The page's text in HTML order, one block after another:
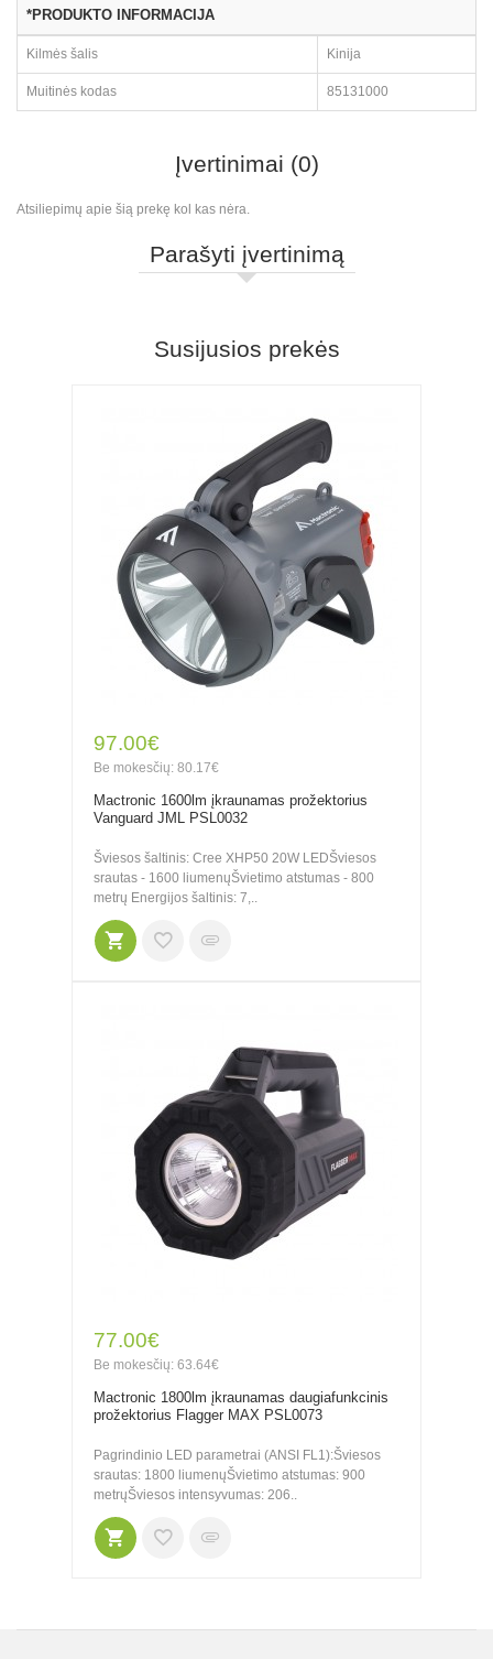
*PRODUKTO INFORMACIJA
Kilmės šalis Kinija
Muitinės kodas 85131000
Įvertinimai (0)
Atsiliepimų apie šią prekę kol kas nėra.
Parašyti įvertinimą
Susijusios prekės
97.00€
Be mokesčių: 80.17€
Mactronic 1600lm įkraunamas prožektorius
Vanguard JML PSL0032
Šviesos šaltinis: Cree XHP50 20W LEDŠviesos
srautas - 1600 liumenųŠvietimo atstumas - 800
metrų Energijos šaltinis: 7,..
77.00€
Be mokesčių: 63.64€
Mactronic 1800lm įkraunamas daugiafunkcinis
prožektorius Flagger MAX PSL0073
Pagrindinio LED parametrai (ANSI FL1):Šviesos
srautas: 1800 liumenųŠvietimo atstumas: 900
metrųŠviesos intensyvumas: 206..